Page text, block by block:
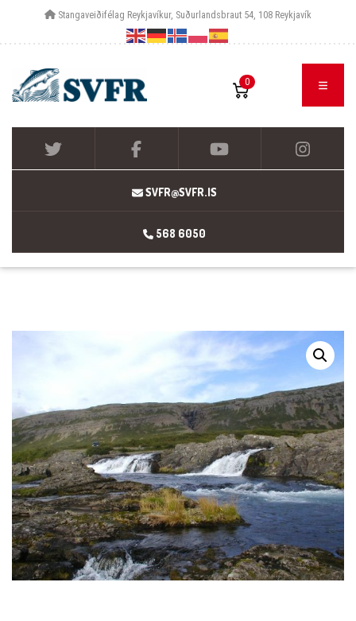
Stangaveiðifélag Reykjavíkur, Suðurlandsbraut 54, 108 Reykjavík
0
SVFR@SVFR.IS
568 6050